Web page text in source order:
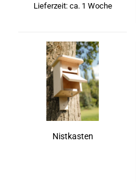
Lieferzeit: ca. 1 Woche
Nist­kas­ten